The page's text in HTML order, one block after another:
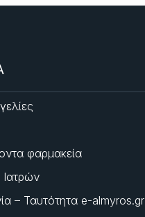
φαρμακεία
Ιατρών
– Ταυτότητα e-almyros.gr